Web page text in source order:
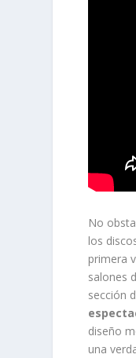
No
los
primera
salones
sección
diseño
una